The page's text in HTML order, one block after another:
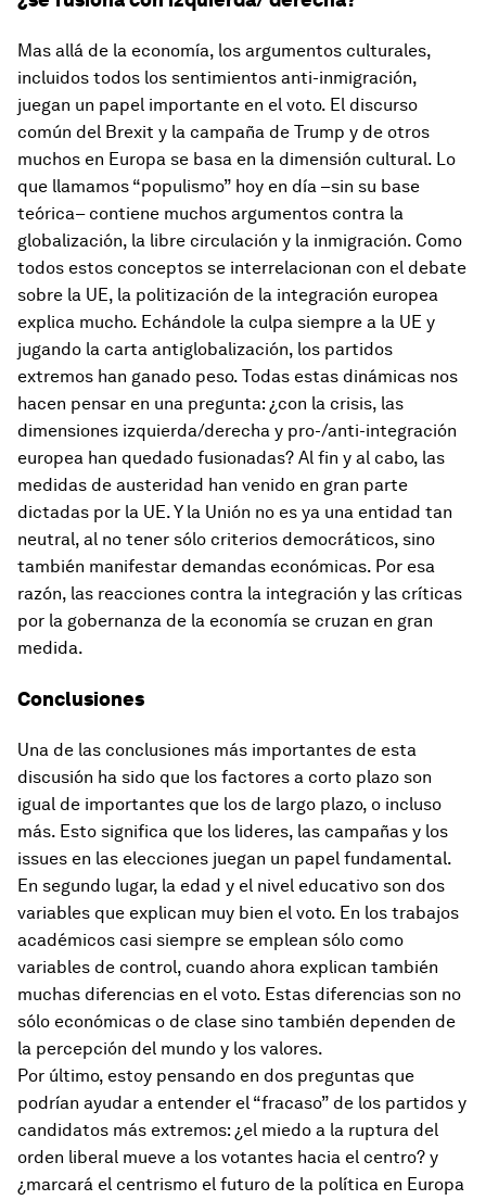
Mas allá de la economía, los argumentos culturales,
incluidos todos los sentimientos anti-inmigración,
juegan un papel importante en el voto. El discurso
común del Brexit y la campaña de Trump y de otros
muchos en Europa se basa en la dimensión cultural. Lo
que llamamos “populismo” hoy en día –sin su base
teórica– contiene muchos argumentos contra la
globalización, la libre circulación y la inmigración. Como
todos estos conceptos se interrelacionan con el debate
sobre la UE, la politización de la integración europea
explica mucho. Echándole la culpa siempre a la UE y
jugando la carta antiglobalización, los partidos
extremos han ganado peso. Todas estas dinámicas nos
hacen pensar en una pregunta: ¿con la crisis, las
dimensiones izquierda/derecha y pro-/anti-integración
europea han quedado fusionadas? Al fin y al cabo, las
medidas de austeridad han venido en gran parte
dictadas por la UE. Y la Unión no es ya una entidad tan
neutral, al no tener sólo criterios democráticos, sino
también manifestar demandas económicas. Por esa
razón, las reacciones contra la integración y las críticas
por la gobernanza de la economía se cruzan en gran
medida.
Conclusiones
Una de las conclusiones más importantes de esta
discusión ha sido que los factores a corto plazo son
igual de importantes que los de largo plazo, o incluso
más. Esto significa que los lideres, las campañas y los
issues en las elecciones juegan un papel fundamental.
En segundo lugar, la edad y el nivel educativo son dos
variables que explican muy bien el voto. En los trabajos
académicos casi siempre se emplean sólo como
variables de control, cuando ahora explican también
muchas diferencias en el voto. Estas diferencias son no
sólo económicas o de clase sino también dependen de
la percepción del mundo y los valores.
Por último, estoy pensando en dos preguntas que
podrían ayudar a entender el “fracaso” de los partidos y
candidatos más extremos: ¿el miedo a la ruptura del
orden liberal mueve a los votantes hacia el centro? y
¿marcará el centrismo el futuro de la política en Europa